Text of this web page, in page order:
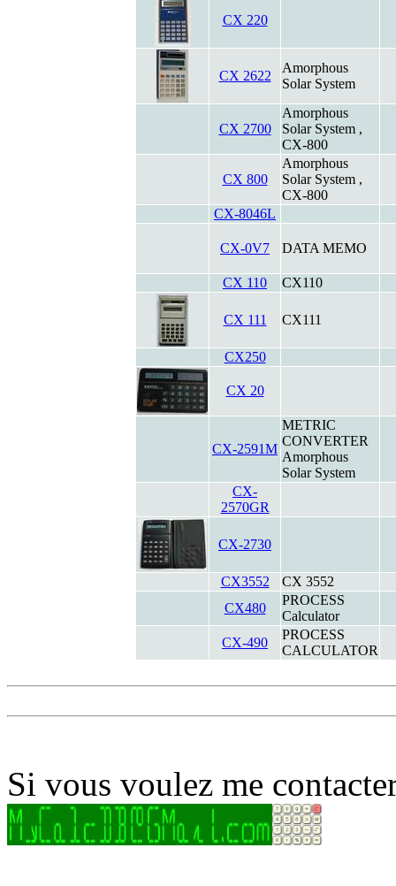
CX 220
CX 2622
Amorphous
Solar System
CX 2700
Amorphous
Solar System ,
CX-800
CX 800
Amorphous
Solar System ,
CX-800
CX-8046L
CX-0V7 DATA MEMO
CX 110 CX110
CX 111 CX111
CX250
CX 20
CX-2591M
METRIC
CONVERTER
Amorphous
Solar System
CX-
2570GR
CX-2730
CX3552
CX 3552
CX480
PROCESS
Calculator
CX-490
PROCESS
CALCULATOR
Si vous voulez me